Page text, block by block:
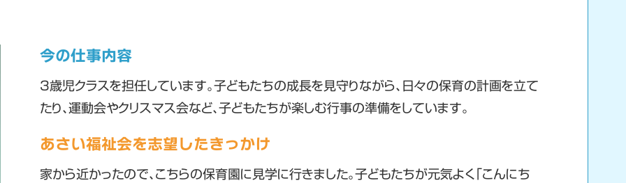
今の仕事内容
3歳児クラスを担任しています。子どもたちの成長を見守りながら、日々の保育の計画を立て
たり、運動会やクリスマス会など、子どもたちが楽しむ行事の準備をしています。
あさい福祉会を志望したきっかけ
家から近かったので、こちらの保育園に見学に行きました。子どもたちが元気よく「こんにち